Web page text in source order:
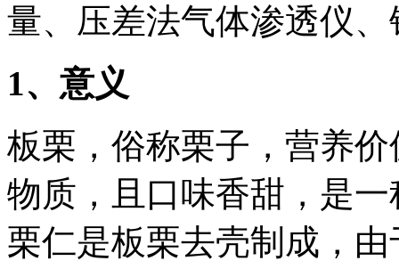
量、压差法气体渗透仪
1、意义
板栗，俗称栗子，营养
物质，且口味香甜，是
栗仁是板栗去壳制成，